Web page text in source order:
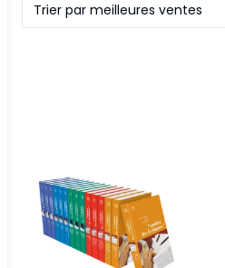
Trier par meilleures ventes